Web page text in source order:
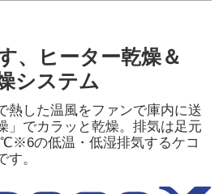
、ヒーター乾燥＆
システム
熱した温風をファンで庫内に送
」でカラッと乾燥。排気は足元
の低温・低湿排気するケコ
す。